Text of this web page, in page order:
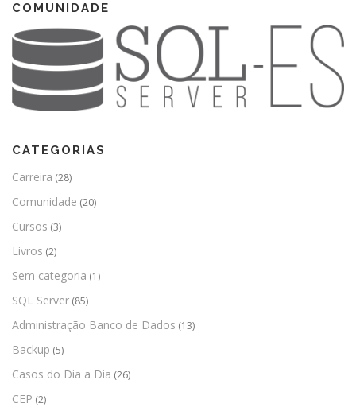
COMUNIDADE
CATEGORIAS
Carreira (28)
Comunidade (20)
Cursos (3)
Livros (2)
Sem categoria (1)
SQL Server (85)
Administração Banco de Dados (13)
Backup (5)
Casos do Dia a Dia (26)
CEP (2)